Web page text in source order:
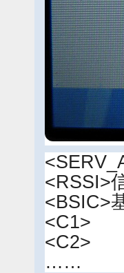
<RSSI>
<BSIC>
<C1>
<C2>
……